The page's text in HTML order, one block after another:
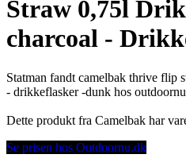
Straw 0,75l
charcoal -
Statman fandt camelbak thrive flip
- drikkeflasker -dunk hos
Dette produkt fra Camelbak har
Se prisen hos Outdoornu.dk